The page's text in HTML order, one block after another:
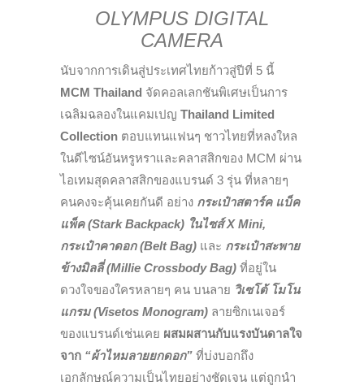
OLYMPUS DIGITAL
CAMERA
นับจากการเดินสู่ประเทศไทยก้าวสู่ปีที่ 5 นี้
MCM Thailand จัดคอลเลกชันพิเศษเป็นการ
เฉลิมฉลองในแคมเปญ Thailand Limited
Collection ตอบแทนแฟนๆ ชาวไทยที่หลงใหล
ในดีไซน์อันหรูหราและคลาสสิกของ MCM ผ่าน
ไอเทมสุดคลาสสิกของแบรนด์ 3 รุ่น ที่หลายๆ
คนคงจะคุ้นเคยกันดี อย่าง กระเป๋าสตาร์ค แบ็ค
แพ็ค (Stark Backpack) ในไซส์ X Mini,
กระเป๋าคาดอก (Belt Bag) และ กระเป๋าสะพาย
ข้างมิลลี่ (Millie Crossbody Bag) ที่อยู่ใน
ดวงใจของใครหลายๆ คน บนลาย วิเซโต้ โมโน
แกรม (Visetos Monogram) ลายซิกเนเจอร์
ของแบรนด์เช่นเคย ผสมผสานกับแรงบันดาลใจ
จาก “ผ้าไหมลายยกดอก” ที่บ่งบอกถึง
เอกลักษณ์ความเป็นไทยอย่างชัดเจน แต่ถูกนำ